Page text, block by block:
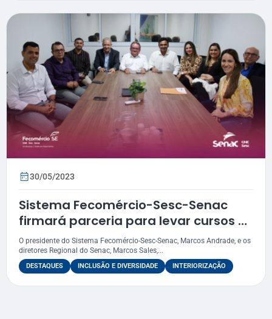
30/05/2023
Sistema Fecomércio-Sesc-Senac
firmará parceria para levar cursos e
o Natal Iluminado para Nossa
Senhora das Dores
O presidente do Sistema Fecomércio-Sesc-Senac, Marcos Andrade, e os
diretores Regional do Senac, Marcos Sales,...
DESTAQUES INCLUSÃO E DIVERSIDADE INTERIORIZAÇÃO